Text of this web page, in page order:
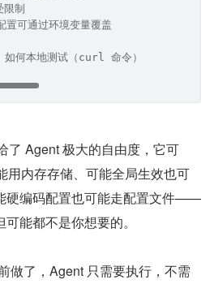
制
通过环境变量覆盖
何本地测试（curl 命令）
了 Agent 极大的自由度，它可
用内存存储、可能全局生效也可
硬编码配置也可能走配置文件——
能都不是你想要的。
做了，Agent 只需要执行，不需